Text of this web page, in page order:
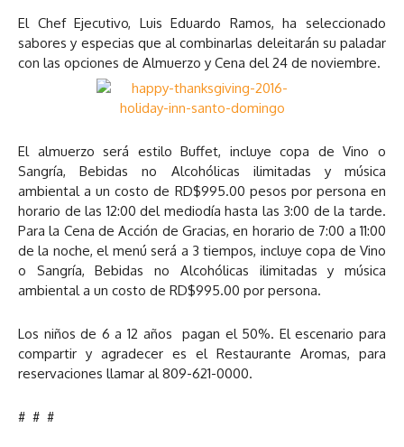
El Chef Ejecutivo, Luis Eduardo Ramos, ha seleccionado
sabores y especias que al combinarlas deleitarán su paladar
con las opciones de Almuerzo y Cena del 24 de noviembre.
El almuerzo será estilo Buffet, incluye copa de Vino o
Sangría, Bebidas no Alcohólicas ilimitadas y música
ambiental a un costo de RD$995.00 pesos por persona en
horario de las 12:00 del mediodía hasta las 3:00 de la tarde.
Para la Cena de Acción de Gracias, en horario de 7:00 a 11:00
de la noche, el menú será a 3 tiempos, incluye copa de Vino
o Sangría, Bebidas no Alcohólicas ilimitadas y música
ambiental a un costo de RD$995.00 por persona.
Los niños de 6 a 12 años pagan el 50%. El escenario para
compartir y agradecer es el Restaurante Aromas, para
reservaciones llamar al 809-621-0000.
# # #